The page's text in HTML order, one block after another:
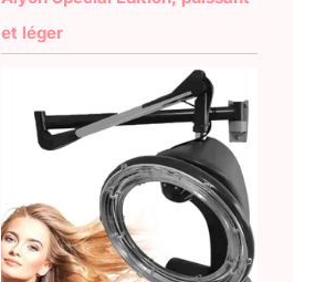
et léger